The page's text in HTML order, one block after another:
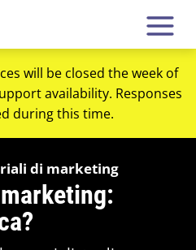
will be closed the week of
availability. Responses
during this time.
di marketing